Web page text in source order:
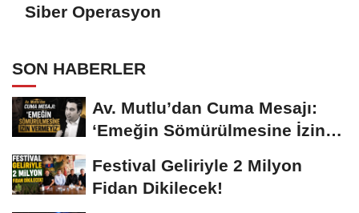
Siber Operasyon
SON HABERLER
Av. Mutlu’dan Cuma Mesajı:
‘Emeğin Sömürülmesine İzin
Festival Geliriyle 2 Milyon
Fidan Dikilecek!